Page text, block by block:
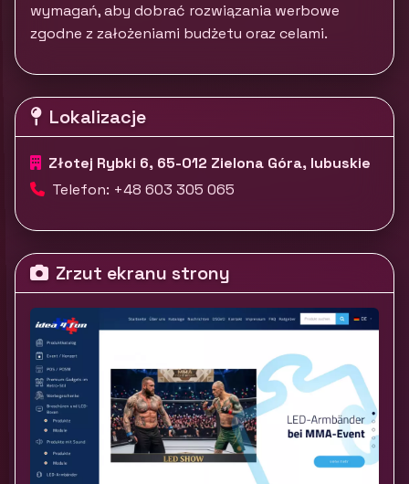
wymagań, aby dobrać rozwiązania werbowe
zgodne z założeniami budżetu oraz celami.
Lokalizacje
Złotej Rybki 6, 65-012 Zielona Góra, lubuskie
Telefon: +48 603 305 065
Zrzut ekranu strony